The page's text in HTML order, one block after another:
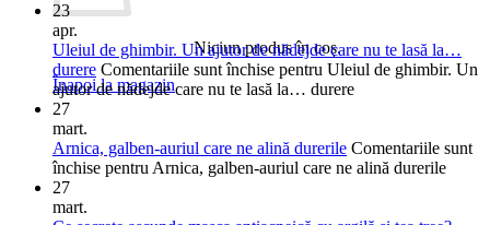
Niciun produs în coș.
Înapoi la magazin
23
apr.
Uleiul de ghimbir. Un ajutor de nădejde care nu te lasă la…
durere Comentariile sunt închise pentru Uleiul de ghimbir. Un
ajutor de nădejde care nu te lasă la… durere
27
mart.
Arnica, galben-auriul care ne alină durerile Comentariile sunt
închise pentru Arnica, galben-auriul care ne alină durerile
27
mart.